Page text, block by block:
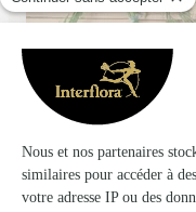
L’art Est Dans le Pre
Pont L'eveque
41, rue Saint Michel
Voir la boutique